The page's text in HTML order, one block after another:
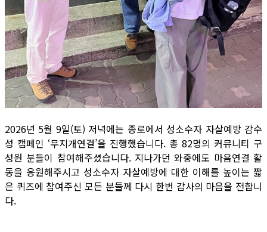
2026년 5월 9일(토) 저녁에는 종로에서 성소수자 자살예방 감수
성 캠페인 ‘무지개연결’을 진행했습니다. 총 82명의 커뮤니티 구
성원 분들이 참여해주셨습니다. 지나가던 와중에도 마음연결 활
동을 응원해주시고 성소수자 자살예방에 대한 이해를 높이는 짧
은 퀴즈에 참여주신 모든 분들께 다시 한번 감사의 마음을 전합니
다.